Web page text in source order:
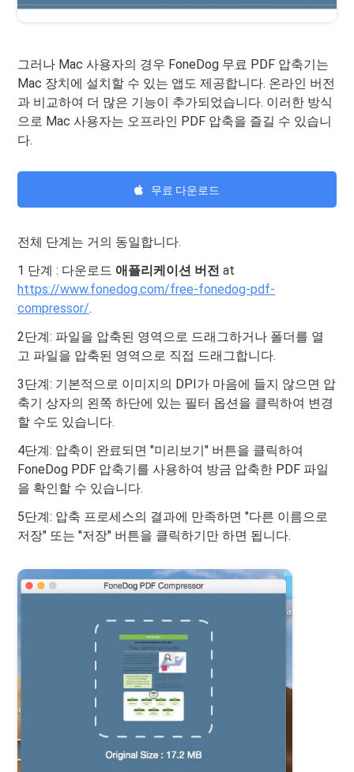
그러나 Mac 사용자의 경우 FoneDog 무료 PDF 압축기는
Mac 장치에 설치할 수 있는 앱도 제공합니다. 온라인 버전
과 비교하여 더 많은 기능이 추가되었습니다. 이러한 방식
으로 Mac 사용자는 오프라인 PDF 압축을 즐길 수 있습니
다.
무료 다운로드
전체 단계는 거의 동일합니다.
1 단계 : 다운로드 애플리케이션 버전 at
https://www.fonedog.com/free-fonedog-pdf-
compressor/.
2단계: 파일을 압축된 영역으로 드래그하거나 폴더를 열
고 파일을 압축된 영역으로 직접 드래그합니다.
3단계: 기본적으로 이미지의 DPI가 마음에 들지 않으면 압
축기 상자의 왼쪽 하단에 있는 필터 옵션을 클릭하여 변경
할 수도 있습니다.
4단계: 압축이 완료되면 "미리보기" 버튼을 클릭하여
FoneDog PDF 압축기를 사용하여 방금 압축한 PDF 파일
을 확인할 수 있습니다.
5단계: 압축 프로세스의 결과에 만족하면 "다른 이름으로
저장" 또는 "저장" 버튼을 클릭하기만 하면 됩니다.